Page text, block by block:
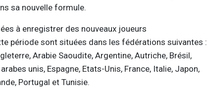
sa nouvelle formule.
à enregistrer des nouveaux joueurs
période sont situées dans les fédérations suivantes :
Arabie Saoudite, Argentine, Autriche, Brésil,
unis, Espagne, Etats-Unis, France, Italie, Japon,
Portugal et Tunisie.